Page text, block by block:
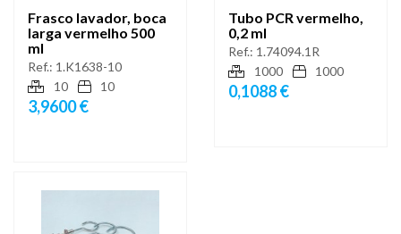
Frasco lavador, boca
larga vermelho 500
ml
Ref.: 1.K1638-10
10
10
3,9600 €
Tubo PCR vermelho,
0,2 ml
Ref.: 1.74094.1R
1000
1000
0,1088 €